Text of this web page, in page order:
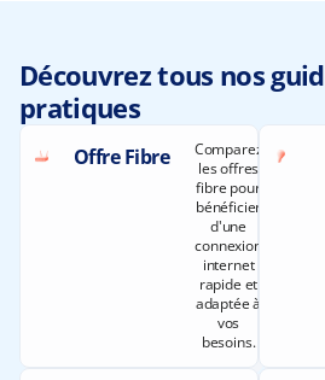
Découvrez tous nos
pratiques
Offre Fibre
Comparez
les offres
fibre pour
bénéficier
d'une
connexion
internet
rapide et
adaptée à
vos
besoins.